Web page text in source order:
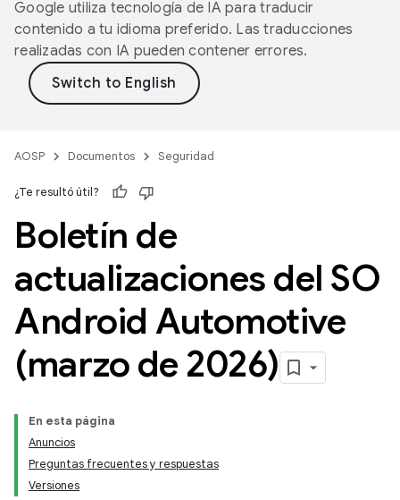
Google utiliza tecnología de IA para traducir
contenido a tu idioma preferido. Las traducciones
realizadas con IA pueden contener errores.
AOSP Documentos Seguridad
¿Te resultó útil?
Boletín de
actualizaciones del SO
Android Automotive
(marzo de 2026)
En esta página
Anuncios
Preguntas frecuentes y respuestas
Versiones